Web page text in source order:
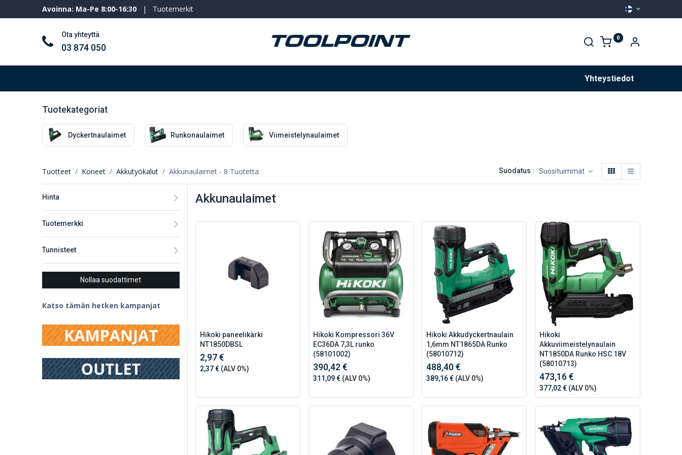
Avoinna: Ma-Pe 8:00-16:30 | Tuotemerkit
Ota yhteyttä
03 874 050
0
Yhteystiedot
Tuotekategoriat
Dyckertnaulaimet Runkonaulaimet Viimeistelynaulaimet
Tuotteet Koneet Akkutyökalut Akkunaulaimet- 8 Tuotetta Suodatus : Suosituimmat
Hinta
Tuotemerkki
Tunnisteet
Nollaa suodattimet
Katso tämän hetken kampanjat
Akkunaulaimet
Hikoki paneelikärki
NT1850DBSL
2,97 €
2,37 €(ALV 0%)
Hikoki Kompressori 36V
EC36DA 7,3L runko
(58101002)
390,42 €
311,09 €(ALV 0%)
Hikoki Akkudyckertnaulain
1,6mm NT1865DA Runko
(58010712)
488,40 €
389,16 € (ALV 0%)
Hikoki
Akkuviimeistelynaulain
NT1850DA Runko HSC 18V
(58010713)
473,16 €
377,02 € (ALV 0%)